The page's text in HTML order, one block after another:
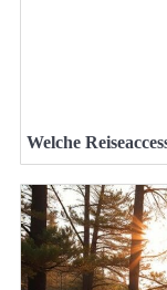
Welche